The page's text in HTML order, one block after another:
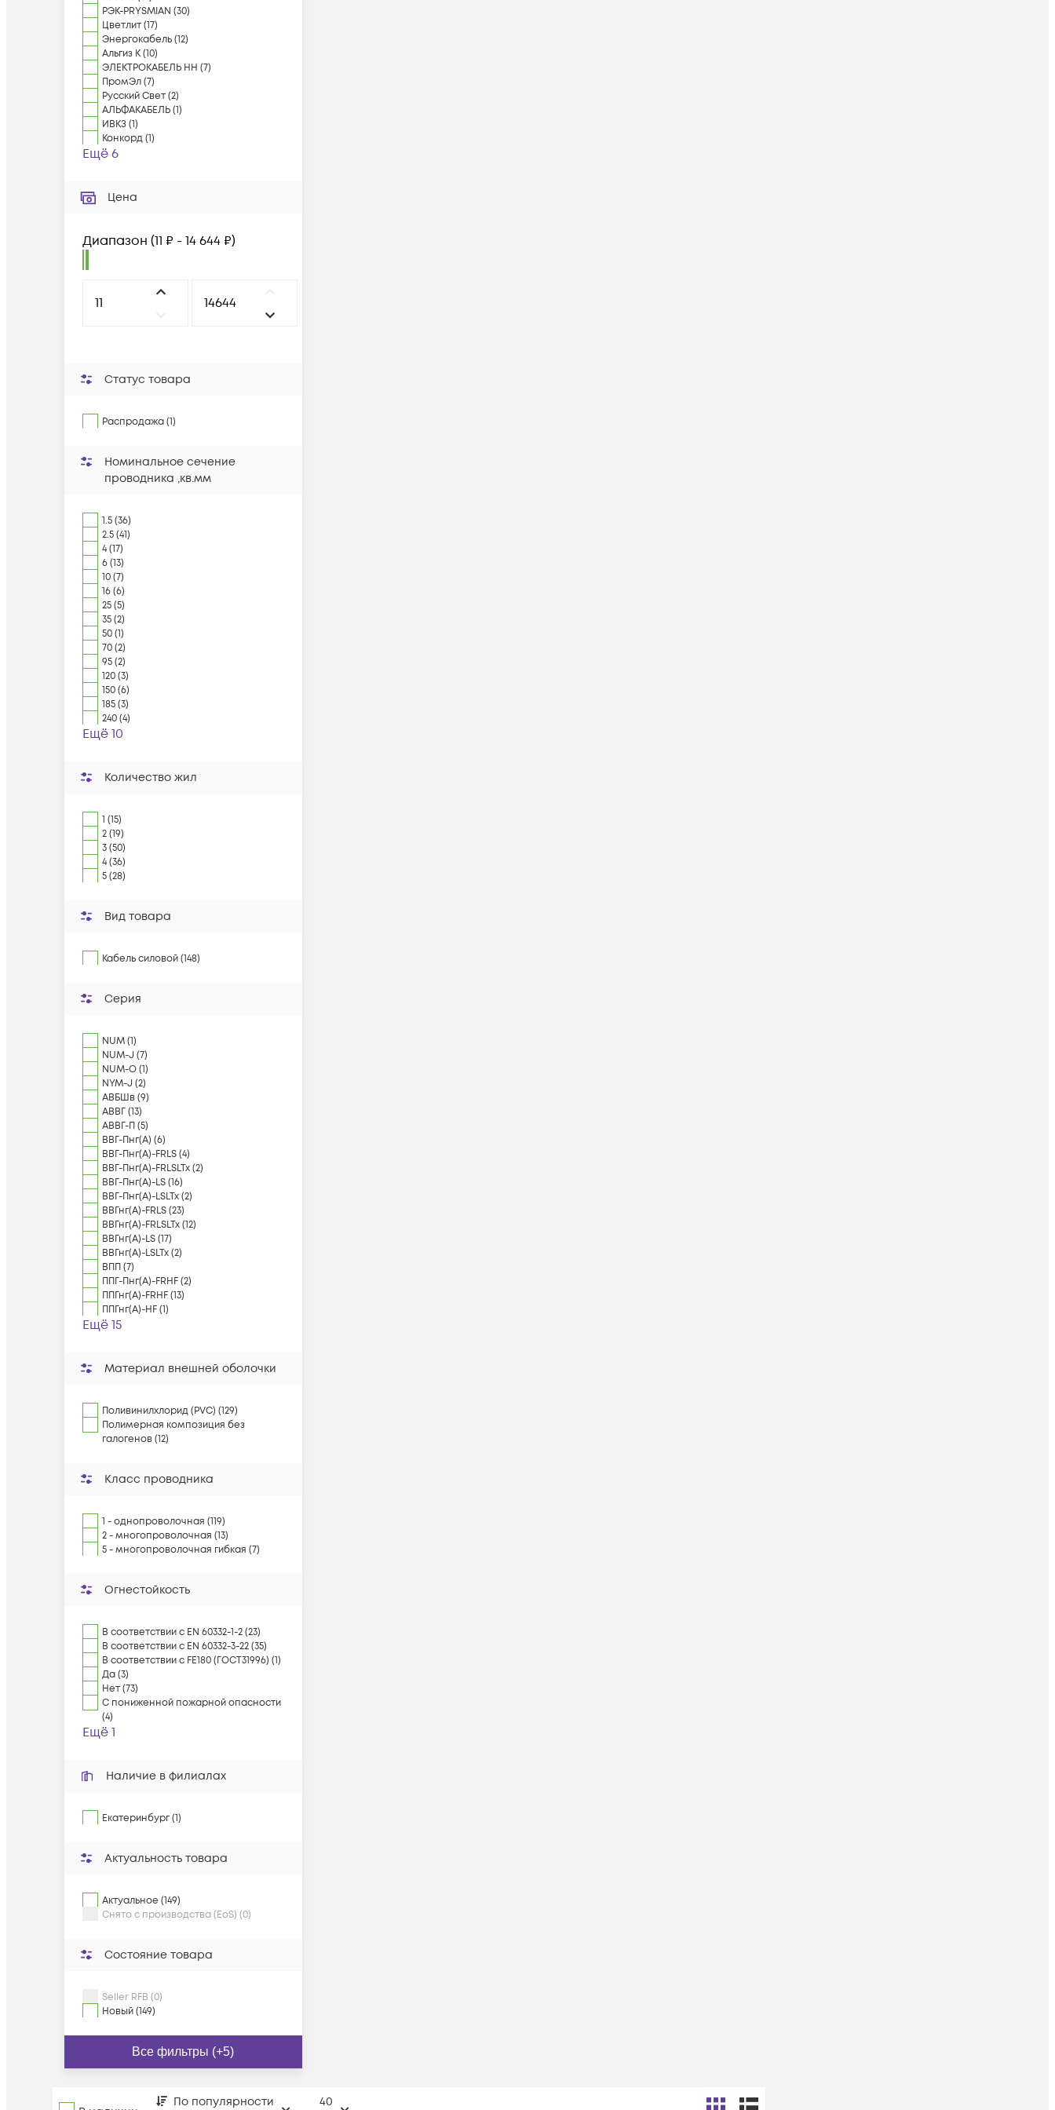
РЭК-PRYSMIAN (30)
Цветлит(17)
Энергокабель(12)
Альгиз К(10)
ЭЛЕКТРОКАБЕЛЬ НН (7)
ПромЭл(7)
Русский Свет(2)
АЛЬФАКАБЕЛЬ(1)
ИВКЗ(1)
Конкорд(1)
Ещё 6
Цена
Диапазон (11 ₽ - 14 644 ₽)
Статус товара
Распродажа (1)
Номинальное сечение
проводника ,кв.мм
1.5 (36)
2.5 (41)
4 (17)
6 (13)
10 (7)
16 (6)
25 (5)
35 (2)
50 (1)
70 (2)
95 (2)
120 (3)
150 (6)
185 (3)
240 (4)
Ещё 10
Количество жил
1 (15)
2 (19)
3 (50)
4 (36)
5 (28)
Вид товара
Кабель силовой (148)
Серия
NUM (1)
NUM-J (7)
NUM-О (1)
NYM-J (2)
АВБШв (9)
АВВГ (13)
АВВГ-П (5)
ВВГ-Пнг(А) (6)
ВВГ-Пнг(А)-FRLS (4)
ВВГ-Пнг(А)-FRLSLTx (2)
ВВГ-Пнг(А)-LS (16)
ВВГ-Пнг(А)-LSLTx (2)
ВВГнг(А)-FRLS (23)
ВВГнг(А)-FRLSLTx (12)
ВВГнг(А)-LS (17)
ВВГнг(А)-LSLTx (2)
ВПП (7)
ППГ-Пнг(А)-FRHF (2)
ППГнг(А)-FRHF (13)
ППГнг(А)-HF (1)
Ещё 15
Материал внешней оболочки
Поливинилхлорид (PVC) (129)
Полимерная композиция без
галогенов (12)
Класс проводника
1 - однопроволочная (119)
2 - многопроволочная (13)
5 - многопроволочная гибкая (7)
Огнестойкость
В соответствии с EN 60332-1-2 (23)
В соответствии с EN 60332-3-22 (35)
В соответствии с FE180 (ГОСТ31996) (1)
Да (3)
Нет (73)
С пониженной пожарной опасности
(4)
Ещё 1
Наличие в филиалах
Екатеринбург (1)
Актуальность товара
Актуальное (149)
Снято с производства (EoS) (0)
Состояние товара
Seller RFB (0)
Новый (149)
Все фильтры (+5)
По популярности 40